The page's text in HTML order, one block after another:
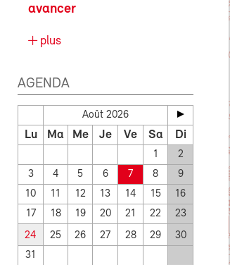
avancer
plus
AGENDA
Août 2026
Lu Ma Me Je Ve Sa Di
1
2
3
4 5 6 7 8
9
10
11 12 13 14 15
16
17
18 19 20 21 22 23
24 25 26 27 28 29
30
31